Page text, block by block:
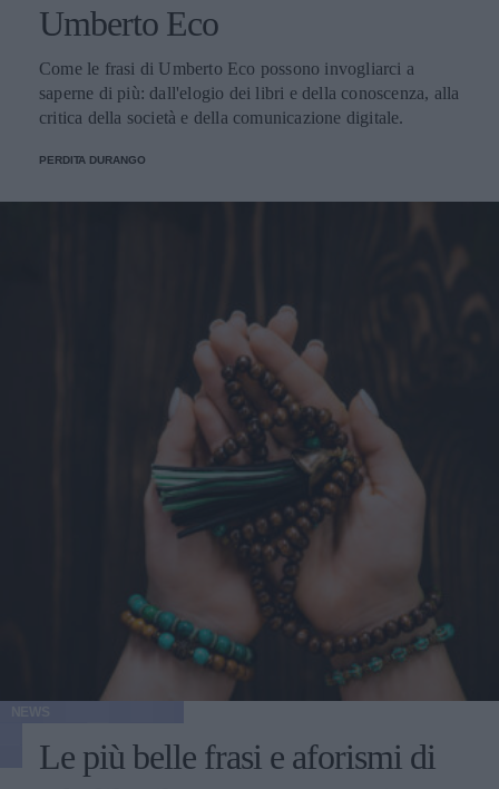
Umberto Eco
Come le frasi di Umberto Eco possono invogliarci a
saperne di più: dall'elogio dei libri e della conoscenza, alla
critica della società e della comunicazione digitale.
PERDITA DURANGO
Le più belle frasi e aforismi di